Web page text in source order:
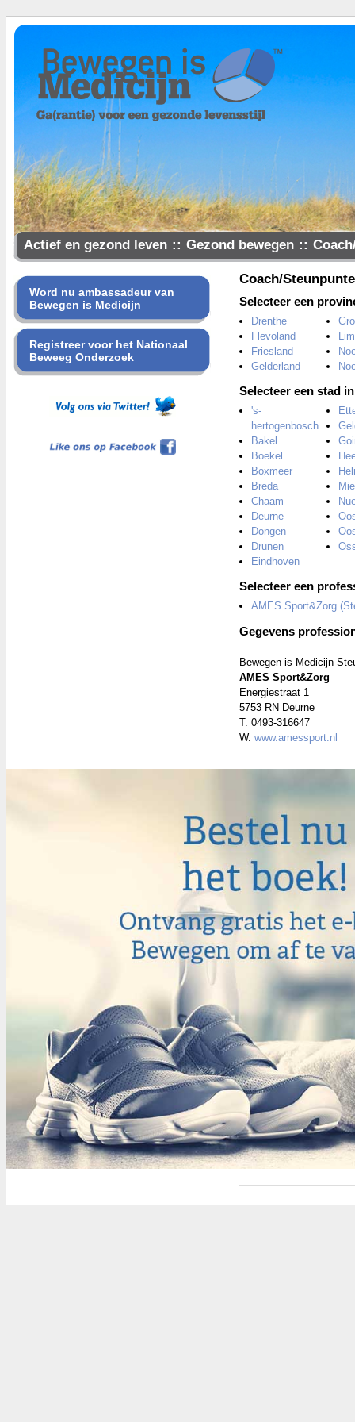
Actief en gezond leven :: Gezond bewegen ::
Samen gezonder
Word nu ambassadeur van
Bewegen is Medicijn
Registreer voor het Nationaal
Beweeg Onderzoek
Coach/
Selecteer een
Drenthe
Flevoland
Friesland
Gelderland
Selecteer een stad
's-
hertogenbosch
Bakel
Boekel
Boxmeer
Breda
Chaam
Deurne
Dongen
Drunen
Eindhoven
Selecteer een
AMES Sport&Zorg
Gegevens
Bewegen is Medicijn
AMES Sport&Zorg
Energiestraat 1
5753 RN Deurne
T. 0493-316647
W. www.amessport.nl